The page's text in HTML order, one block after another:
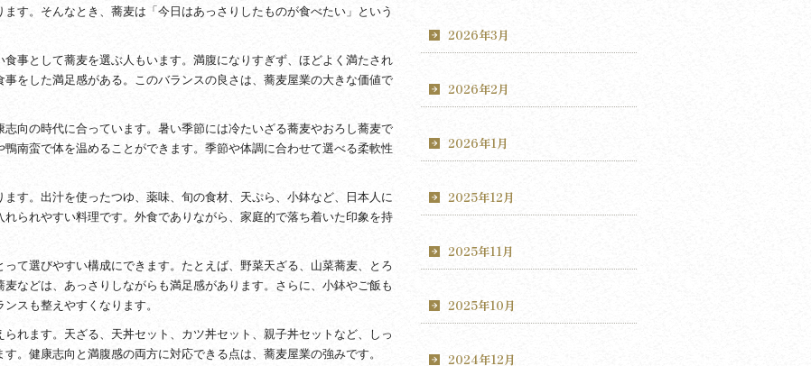
す。そんなとき、蕎麦は「今日はあっさりしたものが食べたい」という
事として蕎麦を選ぶ人もいます。満腹になりすぎず、ほどよく満たされ
をした満足感がある。このバランスの良さは、蕎麦屋業の大きな価値で
向の時代に合っています。暑い季節には冷たいざる蕎麦やおろし蕎麦で
南蛮で体を温めることができます。季節や体調に合わせて選べる柔軟性
す。出汁を使ったつゆ、薬味、旬の食材、天ぷら、小鉢など、日本人に
られやすい料理です。外食でありながら、家庭的で落ち着いた印象を持
て選びやすい構成にできます。たとえば、野菜天ざる、山菜蕎麦、とろ
などは、あっさりしながらも満足感があります。さらに、小鉢やご飯も
スも整えやすくなります。
れます。天ざる、天丼セット、カツ丼セット、親子丼セットなど、しっ
。健康志向と満腹感の両方に対応できる点は、蕎麦屋業の強みです。
2026年3月
2026年2月
2026年1月
2025年12月
2025年11月
2025年10月
2024年12月